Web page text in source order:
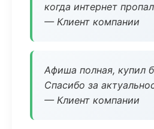
когда интернет
— Клиент компании
Афиша полная, купил
Спасибо за
— Клиент компании